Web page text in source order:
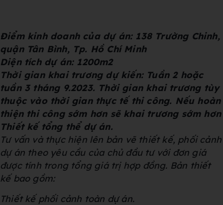
Điểm kinh doanh của dự án: 138 Trường Chinh,
quận Tân Bình, Tp. Hồ Chí Minh
Diện tích dự án: 1200m2
Thời gian khai trương dự kiến: Tuần 2 hoặc
tuần 3 tháng 9.2023. Thời gian khai trương tùy
thuộc vào thời gian thực tế thi công. Nếu hoàn
thiện thi công sớm hơn sẽ khai trương sớm hơn
Thiết kế tổng thể dự án.
Tư vấn và thực hiện lên bản vẽ thiết kế, phối cảnh
dự án theo yêu cầu của chủ đầu tư với đơn giá
được tính trong tổng giá trịhợp đồng. Bản thiết
kế bao gồm:
Thiết kế phối cảnh toàn dự án.